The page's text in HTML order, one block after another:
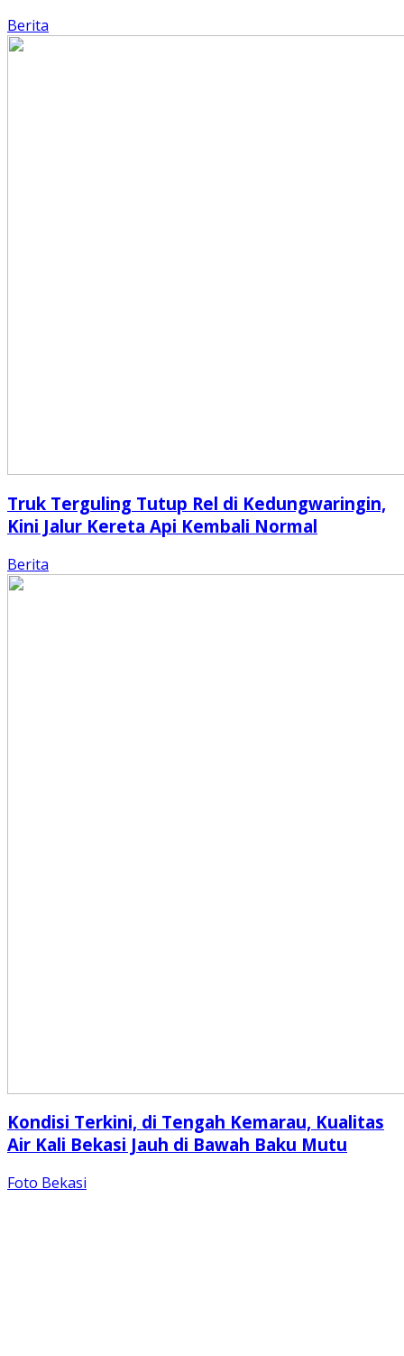
Berita
Truk Terguling Tutup Rel di Kedungwaringin,
Kini Jalur Kereta Api Kembali Normal
Berita
Kondisi Terkini, di Tengah Kemarau, Kualitas
Air Kali Bekasi Jauh di Bawah Baku Mutu
Foto Bekasi